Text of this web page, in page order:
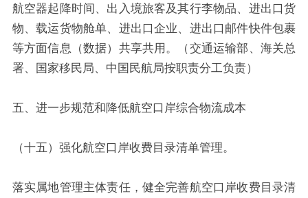
航空器起降时间、出入境旅客及其行李物品、进出口货
物、载运货物舱单、进出口企业、进出口邮件快件包裹
等方面信息（数据）共享共用。（交通运输部、海关总
署、国家移民局、中国民航局按职责分工负责）
五、进一步规范和降低航空口岸综合物流成本
（十五）强化航空口岸收费目录清单管理。
落实属地管理主体责任，健全完善航空口岸收费目录清